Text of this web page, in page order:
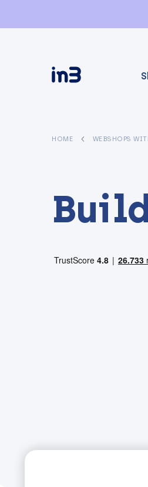
HOME WEBSHOPS